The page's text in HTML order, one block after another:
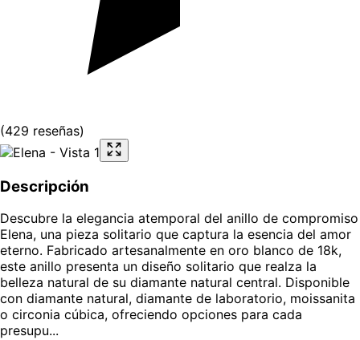
(429 reseñas)
Descripción
Descubre la elegancia atemporal del anillo de compromiso
Elena, una pieza solitario que captura la esencia del amor
eterno. Fabricado artesanalmente en oro blanco de 18k,
este anillo presenta un diseño solitario que realza la
belleza natural de su diamante natural central. Disponible
con diamante natural, diamante de laboratorio, moissanita
o circonia cúbica, ofreciendo opciones para cada
presupu...